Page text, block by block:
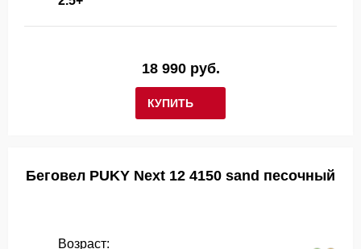
КУПИТЬ
18 990 руб.
Беговел PUKY Next 12 4150 sand песочный
Возраст: